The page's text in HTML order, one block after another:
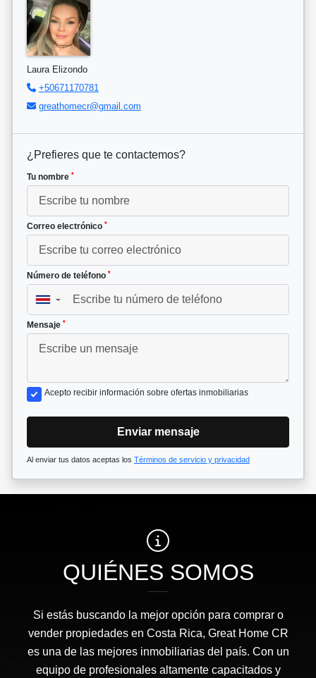
Laura Elizondo
+50671170781
greathomecr@gmail.com
¿Prefieres que te contactemos?
Tu nombre *
Correo electrónico *
Número de teléfono *
▼
Mensaje *
Acepto recibir información sobre ofertas inmobiliarias
Enviar mensaje
Al enviar tus datos aceptas los Términos de servicio y privacidad
QUIÉNES SOMOS
Si estás buscando la mejor opción para comprar o
vender propiedades en Costa Rica, Great Home CR
es una de las mejores inmobiliarias del país. Con un
equipo de profesionales altamente capacitados y